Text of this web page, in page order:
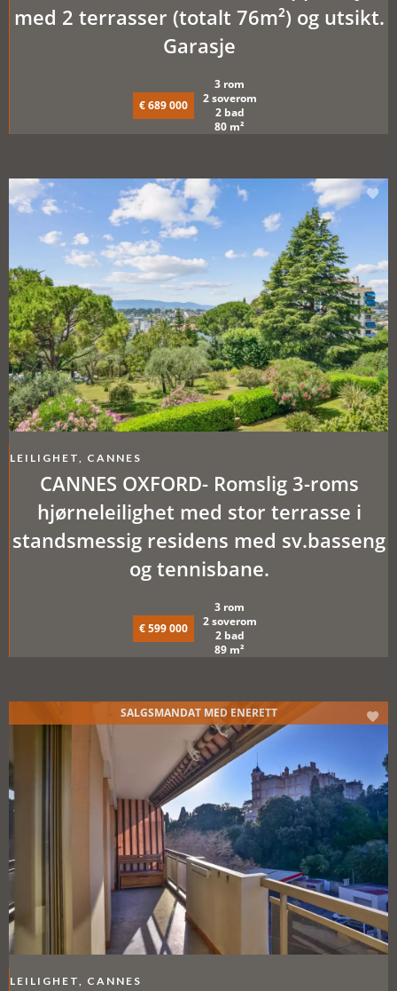
med 2 terrasser (totalt 76m²) og utsikt.
Garasje
€ 689 000
3 rom
2 soverom
2 bad
80 m²
LEILIGHET, CANNES
CANNES OXFORD- Romslig 3-roms
hjørneleilighet med stor terrasse i
standsmessig residens med sv.basseng
og tennisbane.
€ 599 000
3 rom
2 soverom
2 bad
89 m²
LEILIGHET, CANNES
SALGSMANDAT MED ENERETT